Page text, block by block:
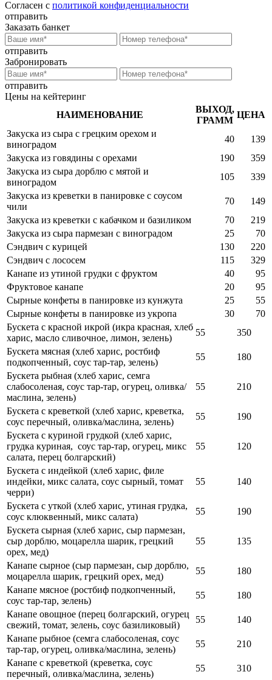
Согласен с политикой конфиденциальности
отправить
Заказать банкет
отправить
Забронировать
отправить
Цены на кейтеринг
НАИМЕНОВАНИЕ
ВЫХОД,
ГРАММ
ЦЕНА
Закуска из сыра с грецким орехом и
виноградом
40
139
Закуска из говядины с орехами
190
359
Закуска из сыра дорблю с мятой и
виноградом
105
339
Закуска из креветки в панировке с соусом
чили
70
149
Закуска из креветки с кабачком и базиликом
70
219
Закуска из сыра пармезан с виноградом
25
70
Сэндвич с курицей
130
220
Сэндвич с лососем
115
329
Канапе из утиной грудки с фруктом
40
95
Фруктовое канапе
20
95
Сырные конфеты в панировке из кунжута
25
55
Сырные конфеты в панировке из укропа
30
70
Бускета с красной икрой (икра красная, хлеб
харис, масло сливочное, лимон, зелень)
55
350
Бускета мясная (хлеб харис, ростбиф
подкопченный, соус тар-тар, зелень)
55
180
Бускета рыбная (хлеб харис, семга
слабосоленая, соус тар-тар, огурец, оливка/
маслина, зелень)
55 210
Бускета с креветкой (хлеб харис, креветка,
соус перечный, оливка/маслина, зелень)
55
190
Бускета с куриной грудкой (хлеб харис,
грудка куриная, соус тар-тар, огурец, микс
салата, перец болгарский)
55 120
Бускета с индейкой (хлеб харис, филе
индейки, микс салата, соус сырный, томат
черри)
55 140
Бускета с уткой (хлеб харис, утиная грудка,
соус клюквенный, микс салата)
55
190
Бускета сырная (хлеб харис, сыр пармезан,
сыр дорблю, моцарелла шарик, грецкий
орех, мед)
55 135
Канапе сырное (сыр пармезан, сыр дорблю,
моцарелла шарик, грецкий орех, мед)
55
180
Канапе мясное (ростбиф подкопченный,
соус тар-тар, зелень)
55
180
Канапе овощное (перец болгарский, огурец
свежий, томат, зелень, соус базиликовый)
55
140
Канапе рыбное (семга слабосоленая, соус
тар-тар, огурец, оливка/маслина, зелень)
55
210
Канапе с креветкой (креветка, соус
перечный, оливка/маслина, зелень)
55
310